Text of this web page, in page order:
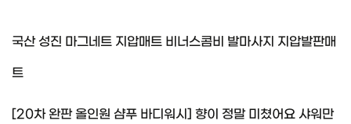
국산 성진 마그네트 지압매트 비너스콤비 발마사지 지압발판매
트
[20차 완판 올인원 샴푸 바디워시] 향이 정말 미쳤어요 샤워만